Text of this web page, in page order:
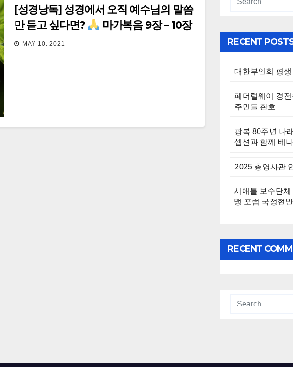
[성경낭독] 성경에서 오직 예수님의 말씀
만 듣고 싶다면?
마가복음 9장 – 10장
MAY 10, 2021 RECENT
대한부인회 평
페더럴웨이 경전
주민들 환호
광복 80주년 나
셉션과 함께 베
2025 총영사관
시애틀 보수단
맹 포럼 국정현
RECENT